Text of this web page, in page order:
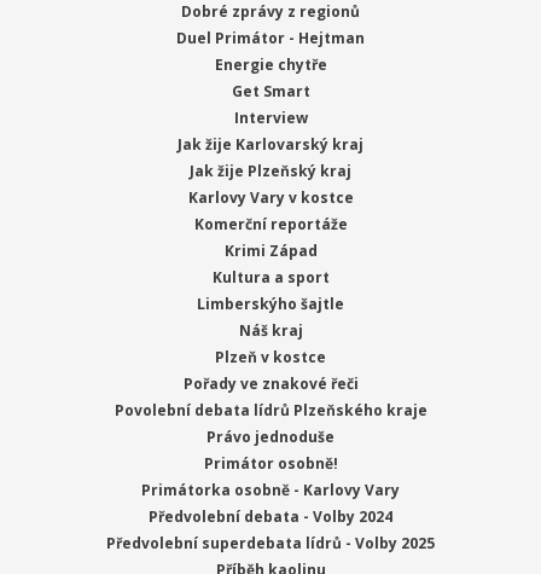
Dobré zprávy z regionů
Duel Primátor - Hejtman
Energie chytře
Get Smart
Interview
Jak žije Karlovarský kraj
Jak žije Plzeňský kraj
Karlovy Vary v kostce
Komerční reportáže
Krimi Západ
Kultura a sport
Limberskýho šajtle
Náš kraj
Plzeň v kostce
Pořady ve znakové řeči
Povolební debata lídrů Plzeňského kraje
Právo jednoduše
Primátor osobně!
Primátorka osobně - Karlovy Vary
Předvolební debata - Volby 2024
Předvolební superdebata lídrů - Volby 2025